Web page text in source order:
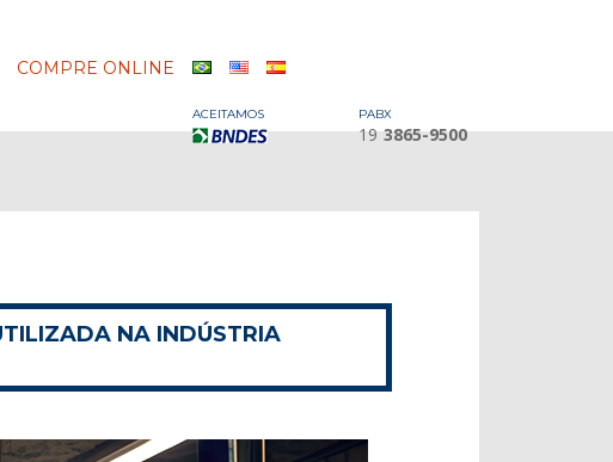
COMPRE ONLINE
ACEITAMOS PABX
19 3865-9500
NA INDÚSTRIA